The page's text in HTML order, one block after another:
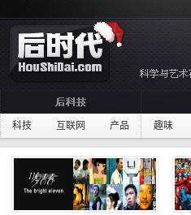
科技 互联网 产品 趣味